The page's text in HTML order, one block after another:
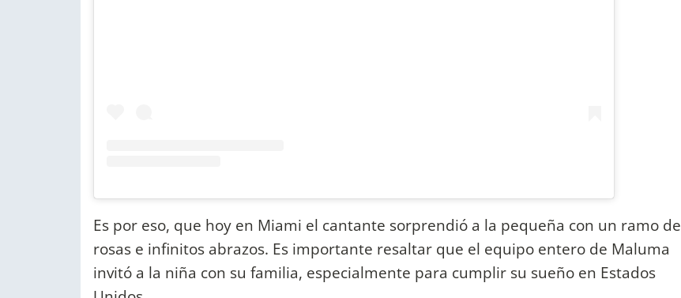
Es por eso, que hoy en Miami el cantante sorprendió a la pequeña con un ramo de
rosas e infinitos abrazos. Es importante resaltar que el equipo entero de Maluma
invitó a la niña con su familia, especialmente para cumplir su sueño en Estados